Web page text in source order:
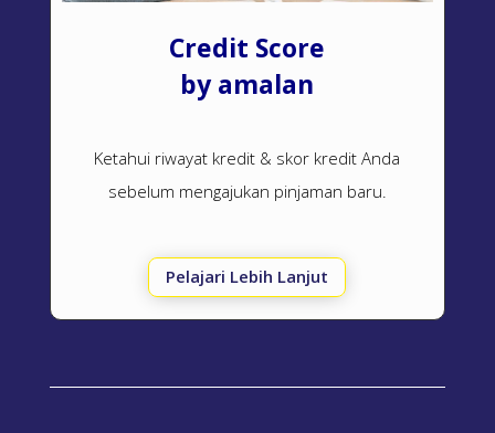
Credit Score
by amalan
Ketahui riwayat kredit & skor kredit Anda
sebelum mengajukan pinjaman baru.
Pelajari Lebih Lanjut